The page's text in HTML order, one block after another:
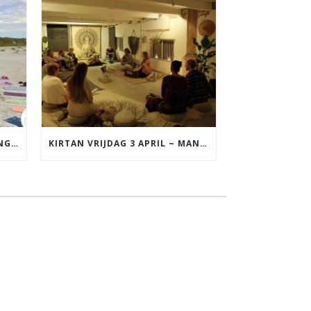
YOGA VAKANTIE TERSCHELLING 17 T/M 19 JULI KIRTAN VRIJDAG 3 APRIL ~ MANTRAZINGEN MET DIEDERICK IN LEEUWARDEN